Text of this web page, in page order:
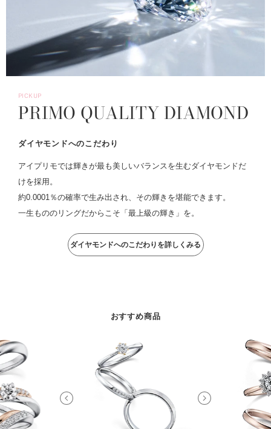
PICKUP
PRIMO QUALITY DIAMOND
ダイヤモンドへのこだわり
アイプリモでは輝きが最も美しいバランスを生むダイヤモンドだ
けを採用。
約0.0001％の確率で生み出され、その輝きを堪能できます。
一生もののリングだからこそ「最上級の輝き」を。
ダイヤモンドへのこだわりを詳しくみる
おすすめ商品